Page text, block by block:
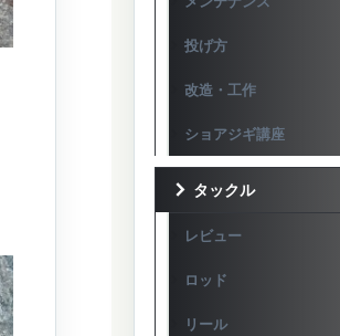
投げ方
改造・工作
ショアジギ講座
タックル
レビュー
ロッド
リール